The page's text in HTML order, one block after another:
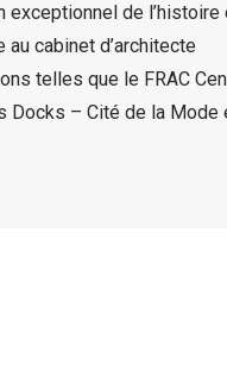
exceptionnel de l’histoire
cabinet d’architecte
telles que le FRAC
Docks – Cité de la Mode